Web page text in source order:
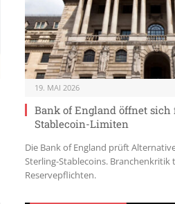
19. MAI 2026
Bank of England öffnet
Stablecoin-Limiten
Die Bank of England prüft
Sterling-Stablecoins.
Reservepflichten.